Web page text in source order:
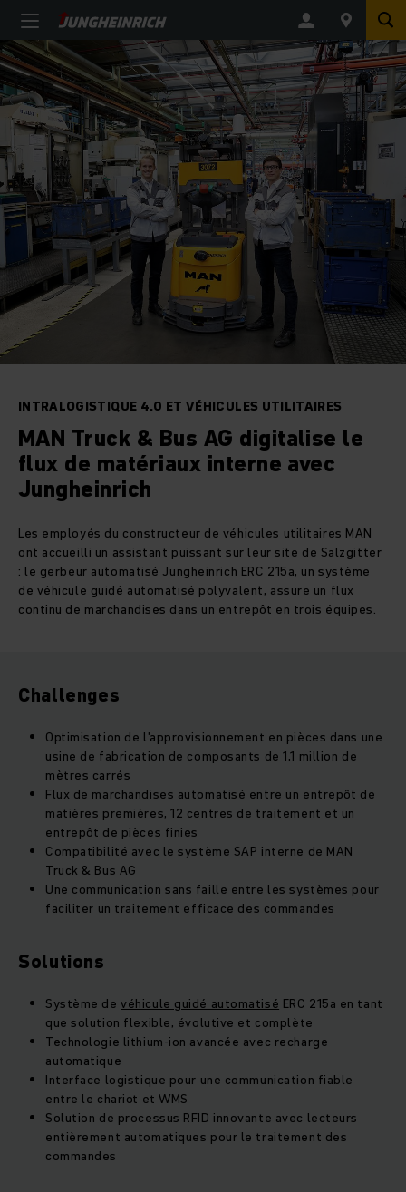
INTRALOGISTIQUE 4.0 ET VÉHICULES UTILITAIRES
MAN Truck & Bus AG digitalise le
flux de matériaux interne avec
Jungheinrich
Les employés du constructeur de véhicules utilitaires MAN
ont accueilli un assistant puissant sur leur site de Salzgitter
: le gerbeur automatisé Jungheinrich ERC 215a, un système
de véhicule guidé automatisé polyvalent, assure un flux
continu de marchandises dans un entrepôt en trois équipes.
Challenges
Optimisation de l'approvisionnement en pièces dans une
usine de fabrication de composants de 1,1 million de
mètres carrés
Flux de marchandises automatisé entre un entrepôt de
matières premières, 12 centres de traitement et un
entrepôt de pièces finies
Compatibilité avec le système SAP interne de MAN
Truck & Bus AG
Une communication sans faille entre les systèmes pour
faciliter un traitement efficace des commandes
Solutions
Système devéhicule guidé automatisé ERC 215a en tant
que solution flexible, évolutive et complète
Technologie lithium-ion avancée avec recharge
automatique
Interface logistique pour une communication fiable
entre le chariot et WMS
Solution de processus RFID innovante avec lecteurs
entièrement automatiques pour le traitement des
commandes